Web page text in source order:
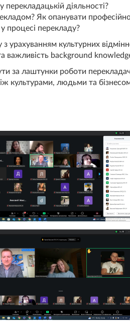
діяльності?
Як опанувати
процесі перекладу?
культурних
важливість background
за лаштунки роботи
культурами, людьми та